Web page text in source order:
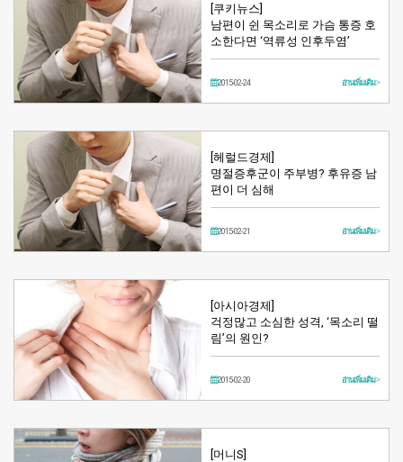
[쿠키뉴스]
남편이 쉰 목소리로 가슴 통증 호
소한다면 ‘역류성 인후두염’
2015-02-24 อ่านเพิ่มเติม >
[헤럴드경제]
명절증후군이 주부병? 후유증 남
편이 더 심해
2015-02-21 อ่านเพิ่มเติม >
[아시아경제]
걱정많고 소심한 성격, ‘목소리 떨
림’의 원인?
2015-02-20 อ่านเพิ่มเติม >
[머니S]